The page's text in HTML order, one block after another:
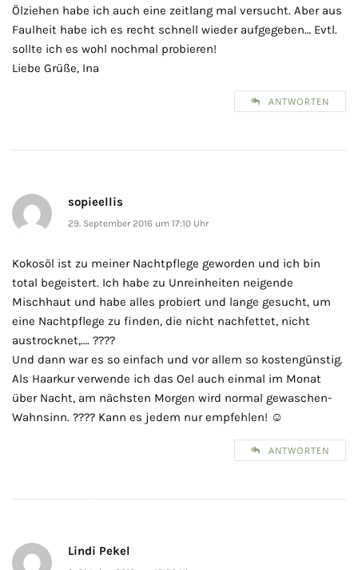
Ölziehen habe ich auch eine zeitlang mal versucht. Aber aus
Faulheit habe ich es recht schnell wieder aufgegeben… Evtl.
sollte ich es wohl nochmal probieren!
Liebe Grüße, Ina
ANTWORTEN
sopieellis
29. September 2016 um 17:10 Uhr
Kokosöl ist zu meiner Nachtpflege geworden und ich bin
total begeistert. Ich habe zu Unreinheiten neigende
Mischhaut und habe alles probiert und lange gesucht, um
eine Nachtpflege zu finden, die nicht nachfettet, nicht
austrocknet,…. ????
Und dann war es so einfach und vor allem so kostengünstig.
Als Haarkur verwende ich das Oel auch einmal im Monat
über Nacht, am nächsten Morgen wird normal gewaschen-
Wahnsinn. ???? Kann es jedem nur empfehlen! ☺️
ANTWORTEN
Lindi Pekel